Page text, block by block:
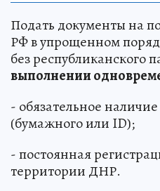
Подать документы на
РФ в упрощенном
без республиканского
выполнении
- обязательное
(бумажного или ID);
- постоянная
территории ДНР.